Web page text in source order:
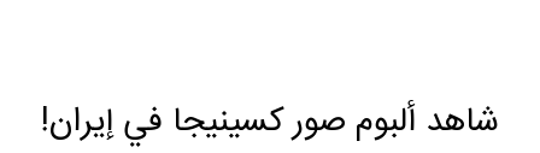
شاهد ألبوم صور كسينيجا في إيران!